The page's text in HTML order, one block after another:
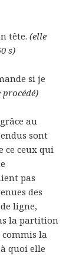
tête.(elle
s)
si je
procédé)
au
sont
ce ceux qui
pas
des
ligne,
la partition
commis la
quoi elle